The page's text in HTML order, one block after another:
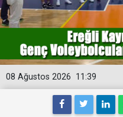
11:39
08 Ağustos 2026